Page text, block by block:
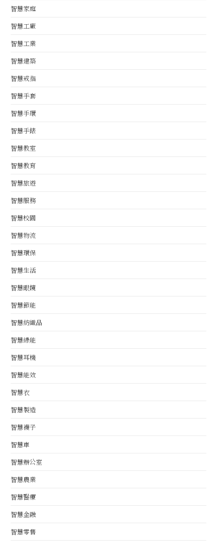
智慧家庭
智慧工廠
智慧工業
智慧建築
智慧戒指
智慧手套
智慧手環
智慧手錶
智慧教室
智慧教育
智慧旅遊
智慧服務
智慧校園
智慧物流
智慧環保
智慧生活
智慧眼鏡
智慧節能
智慧紡織品
智慧綠能
智慧耳機
智慧能效
智慧衣
智慧製造
智慧襪子
智慧車
智慧辦公室
智慧農業
智慧醫療
智慧金融
智慧零售